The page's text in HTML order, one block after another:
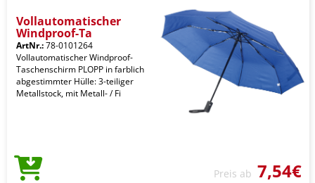
Vollautomatischer
Windproof-Ta
ArtNr.:78-0101264
Vollautomatischer Windproof-
Taschenschirm PLOPP in farblich
abgestimmter Hülle: 3-teiliger
Metallstock, mit Metall- / Fi
Preis ab 7,54€